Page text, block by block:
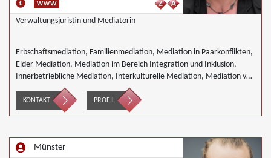
Verwaltungsjuristin und Mediatorin
Erbschaftsmediation, Familienmediation, Mediation in Paarkonflikten,
Elder Mediation, Mediation im Bereich Integration und Inklusion,
Innerbetriebliche Mediation, Interkulturelle Mediation, Mediation von
Generationskonflikten, Mediation im öffentlichen Bereich, Mediation
bei Team- und Gruppenkonflikten, Wirtschaftsmediation
KONTAKT PROFIL
Münster